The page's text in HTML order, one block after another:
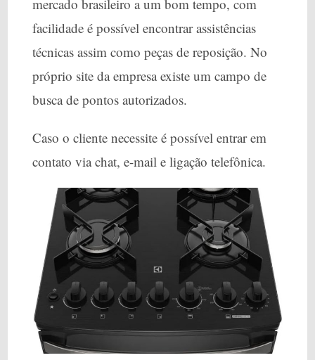
mercado brasileiro a um bom tempo, com
facilidade é possível encontrar assistências
técnicas assim como peças de reposição. No
próprio site da empresa existe um campo de
busca de pontos autorizados.
Caso o cliente necessite é possível entrar em
contato via chat, e-mail e ligação telefônica.